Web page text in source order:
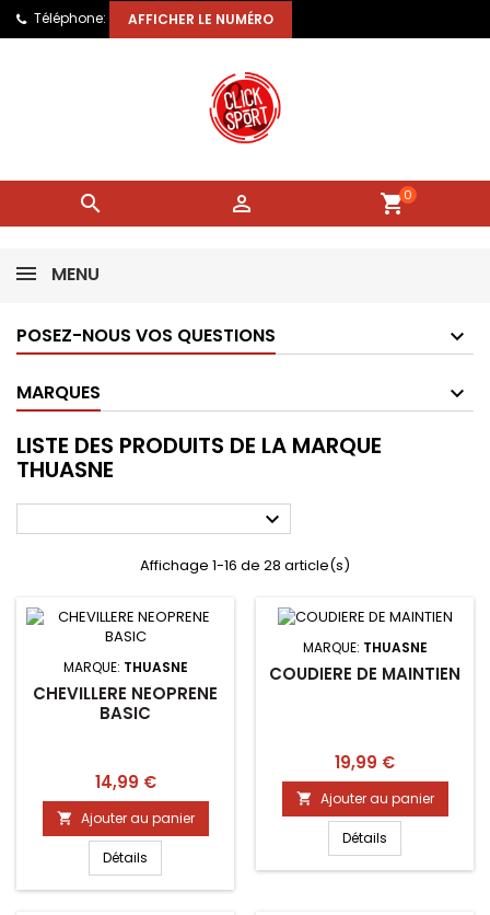
Téléphone: AFFICHER LE NUMÉRO
  shopping_cart0
MENU
POSEZ-NOUS VOS QUESTIONS
MARQUES
LISTE DES PRODUITS DE LA MARQUE
THUASNE

Affichage 1-16 de 28 article(s)
MARQUE: THUASNE
CHEVILLERE NEOPRENE
BASIC
Prix
14,99 €
 Ajouter au panier
Détails
MARQUE: THUASNE
COUDIERE DE MAINTIEN
Prix
19,99 €
 Ajouter au panier
Détails